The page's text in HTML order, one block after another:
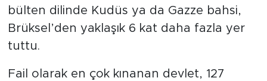
bülten dilinde Kudüs ya da Gazze bahsi,
Brüksel’den yaklaşık 6 kat daha fazla yer
tuttu.
Fail olarak en çok kınanan devlet, 127